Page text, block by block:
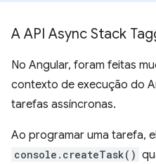
A API Async Stack
No Angular, foram feitas
contexto de execução do
tarefas assíncronas.
Ao programar uma tarefa,
console.createTask()